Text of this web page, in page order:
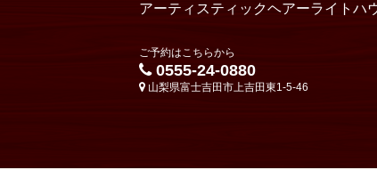
アーティスティックヘアーライトハ
ご予約はこちらから
0555-24-0880
山梨県富士吉田市上吉田東1-5-46